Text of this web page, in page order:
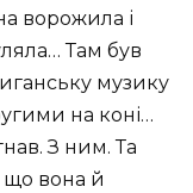
ворожила і
Там був
музику
на коні…
З ним. Та
що вона й